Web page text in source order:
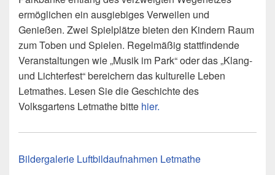
ermöglichen ein ausgiebiges Verweilen und
Genießen. Zwei Spielplätze bieten den Kindern Raum
zum Toben und Spielen. Regelmäßig stattfindende
Veranstaltungen wie „Musik im Park“ oder das „Klang-
und Lichterfest“ bereichern das kulturelle Leben
Letmathes. Lesen Sie die Geschichte des
Volksgartens Letmathe bitte hier.
Bildergalerie Luftbildaufnahmen Letmathe